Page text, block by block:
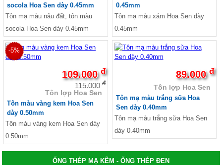
socola Hoa Sen dày 0.45mm
Tôn mạ màu nâu đất, tôn màu
socola Hoa Sen dày 0.45mm
0.45mm
Tôn mạ màu xám Hoa Sen dày
0.45mm
-5%
109.000đ
115.000đ
Tôn lợp Hoa Sen
Tôn màu vàng kem Hoa Sen
dày 0.50mm
Tôn màu vàng kem Hoa Sen dày
0.50mm
89.000đ
Tôn lợp Hoa Sen
Tôn mạ màu trắng sữa Hoa
Sen dày 0.40mm
Tôn mạ màu trắng sữa Hoa Sen
dày 0.40mm
ỐNG THÉP MẠ KẼM - ỐNG THÉP ĐEN